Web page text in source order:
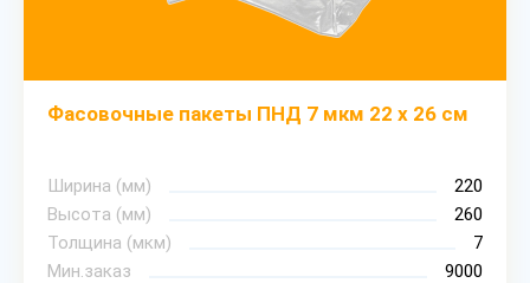
Фасовочные пакеты ПНД 7 мкм 22 х 26 см
Ширина (мм)
220
Высота (мм)
260
Толщина (мкм)
7
Мин.заказ
9000